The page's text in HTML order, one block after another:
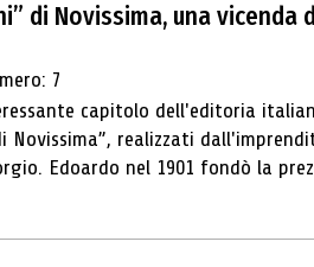
di Novissima, una vicenda
7
capitolo dell'editoria
Novissima”, realizzati
Edoardo nel 1901 fondò la